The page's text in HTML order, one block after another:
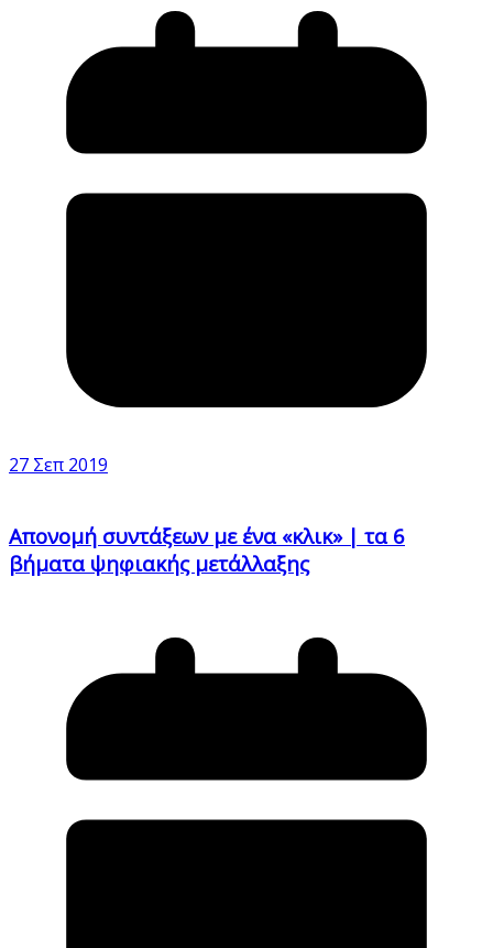
27 Σεπ 2019
Απονομή συντάξεων με ένα «κλικ» | τα 6
βήματα ψηφιακής μετάλλαξης